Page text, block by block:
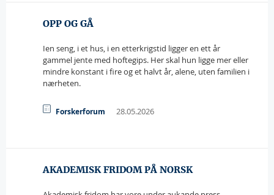
OPP OG GÅ
Ien seng, i et hus, i en etterkrigstid ligger en ett år
gammel jente med hoftegips. Her skal hun ligge mer eller
mindre konstant i fire og et halvt år, alene, uten familien i
nærheten.
Forskerforum 28.05.2026
AKADEMISK FRIDOM PÅ NORSK